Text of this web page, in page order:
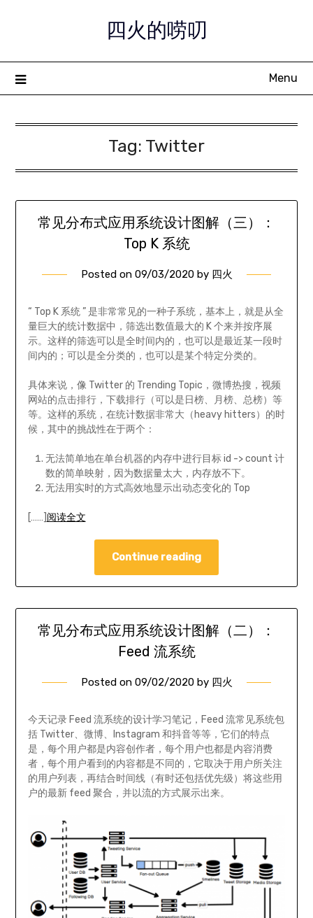
四火的唠叨
Menu
Tag: Twitter
常见分布式应用系统设计图解（三）：
Top K 系统
Posted on 09/03/2020by 四火
“ Top K 系统 ” 是非常常见的一种子系统，基本上，就是从全
量巨大的统计数据中，筛选出数值最大的 K 个来并按序展
示。这样的筛选可以是全时间内的，也可以是最近某一段时
间内的；可以是全分类的，也可以是某个特定分类的。
具体来说，像 Twitter 的 Trending Topic，微博热搜，视频
网站的点击排行，下载排行（可以是日榜、月榜、总榜）等
等。这样的系统，在统计数据非常大（heavy hitters）的时
候，其中的挑战性在于两个：
无法简单地在单台机器的内存中进行目标 id -> count 计
数的简单映射，因为数据量太大，内存放不下。
无法用实时的方式高效地显示出动态变化的 Top
[……] 阅读全文
Continue reading
常见分布式应用系统设计图解（二）：
Feed 流系统
Posted on 09/02/2020by 四火
今天记录 Feed 流系统的设计学习笔记，Feed 流常见系统包
括 Twitter、微博、Instagram 和抖音等等，它们的特点
是，每个用户都是内容创作者，每个用户也都是内容消费
者，每个用户看到的内容都是不同的，它取决于用户所关注
的用户列表，再结合时间线（有时还包括优先级）将这些用
户的最新 feed 聚合，并以流的方式展示出来。